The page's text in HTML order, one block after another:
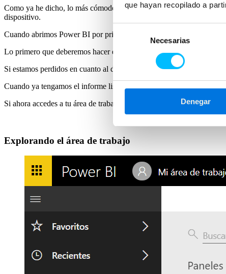
que hayan recopilado a
consentimiento
Necesarias
Denegar
Como ya he dicho, lo más cómodo es trabajar con esta versión
dispositivo.
Cuando abrimos Power BI por primera vez, veremos muchas
Lo primero que deberemos hacer es importar datos desde algún
Si estamos perdidos en cuanto al diseño tambiénpodemos
Cuando ya tengamos el informe listo, es hora de publicarlo y subirlo
Si ahora accedes a tu área de trabajo desde tu cuenta via web,
Explorando el área de trabajo